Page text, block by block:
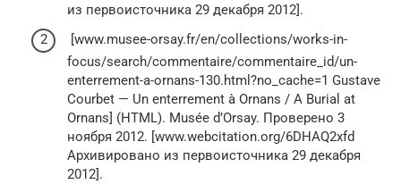
из первоисточника 29 декабря 2012].
[www.musee-orsay.fr/en/collections/works-in-
focus/search/commentaire/commentaire_id/un-
enterrement-a-ornans-130.html?no_cache=1 Gustave
Courbet — Un enterrement à Ornans / A Burial at
Ornans] (HTML). Musée d’Orsay. Проверено 3
ноября 2012. [www.webcitation.org/6DHAQ2xfd
Архивировано из первоисточника 29 декабря
2012].